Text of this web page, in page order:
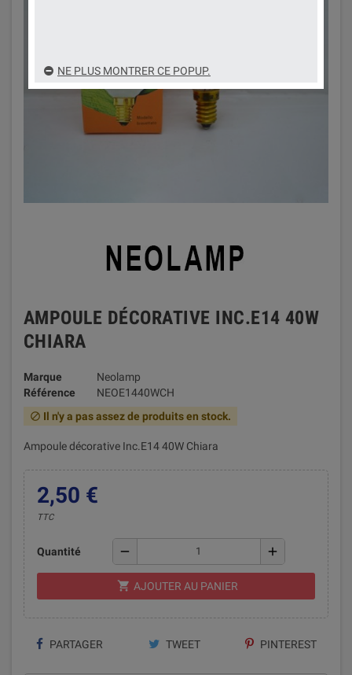
AMPOULE DÉCORATIVE INC.E14 40W
CHIARA
Marque
Neolamp
Référence
NEOE1440WCH
block Il n'y a pas assez de produits en stock.
Ampoule décorative Inc.E14 40W Chiara
2,50 €
TTC
Quantité remove add
shopping_cart AJOUTER AU PANIER
PARTAGER TWEET PINTEREST
NE PLUS MONTRER CE POPUP.